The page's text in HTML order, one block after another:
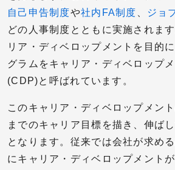
自己申告制度や社内FA制度 ジョ
どの人事制度とともに実施されま
リア・ディベロップメントを目的
グラムをキャリア・ディベロップ
(CDP)と呼ばれています。
このキャリア・ディベロップメン
までのキャリア目標を描き、伸ば
となります。従来では会社が求め
にキャリア・ディベロップメント